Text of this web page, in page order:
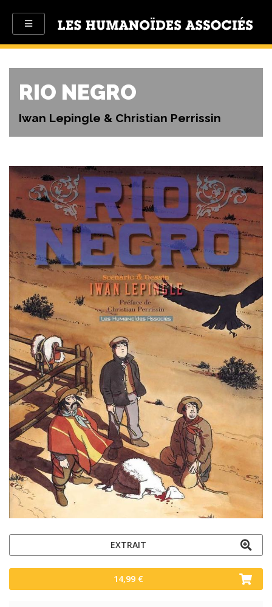
RIO NEGRO
Iwan Lepingle & Christian Perrissin
EXTRAIT
14,99 €